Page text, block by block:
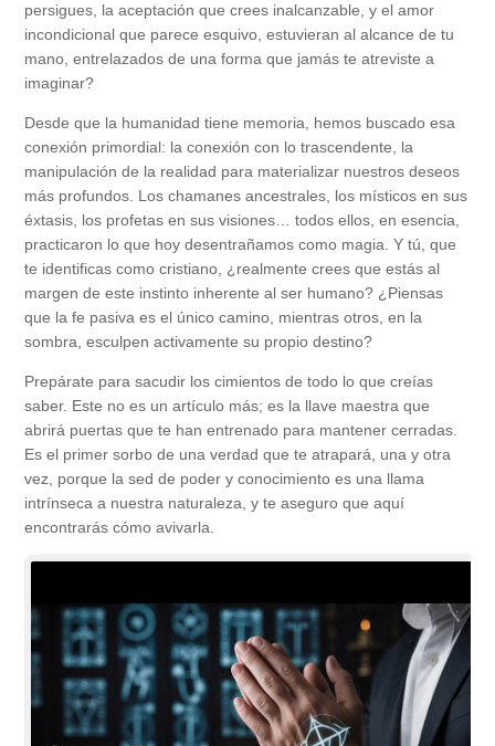
persigues, la aceptación que crees inalcanzable, y el amor
incondicional que parece esquivo, estuvieran al alcance de tu
mano, entrelazados de una forma que jamás te atreviste a
imaginar?
Desde que la humanidad tiene memoria, hemos buscado esa
conexión primordial: la conexión con lo trascendente, la
manipulación de la realidad para materializar nuestros deseos
más profundos. Los chamanes ancestrales, los místicos en sus
éxtasis, los profetas en sus visiones… todos ellos, en esencia,
practicaron lo que hoy desentrañamos como magia. Y tú, que
te identificas como cristiano, ¿realmente crees que estás al
margen de este instinto inherente al ser humano? ¿Piensas
que la fe pasiva es el único camino, mientras otros, en la
sombra, esculpen activamente su propio destino?
Prepárate para sacudir los cimientos de todo lo que creías
saber. Este no es un artículo más; es la llave maestra que
abrirá puertas que te han entrenado para mantener cerradas.
Es el primer sorbo de una verdad que te atrapará, una y otra
vez, porque la sed de poder y conocimiento es una llama
intrínseca a nuestra naturaleza, y te aseguro que aquí
encontrarás cómo avivarla.